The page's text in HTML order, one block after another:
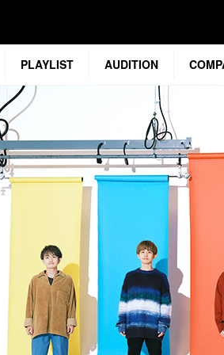
PLAYLIST AUDITION